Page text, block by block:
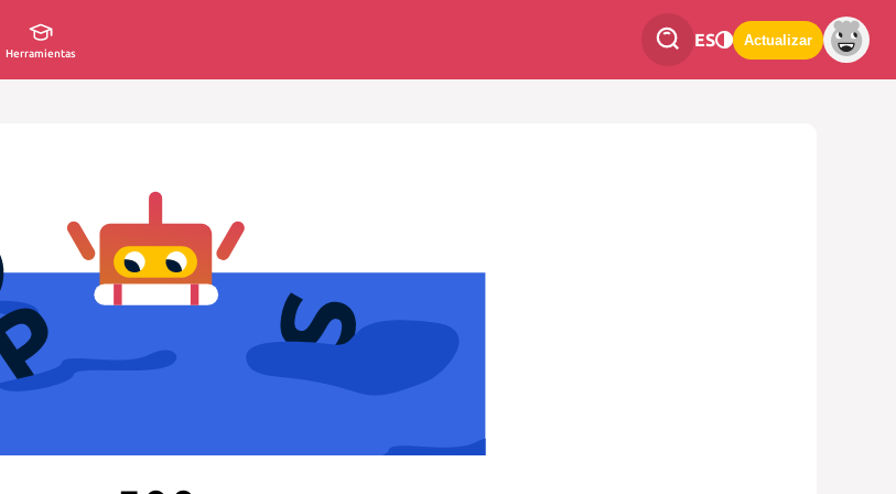
Herramientas
ES Actualizar